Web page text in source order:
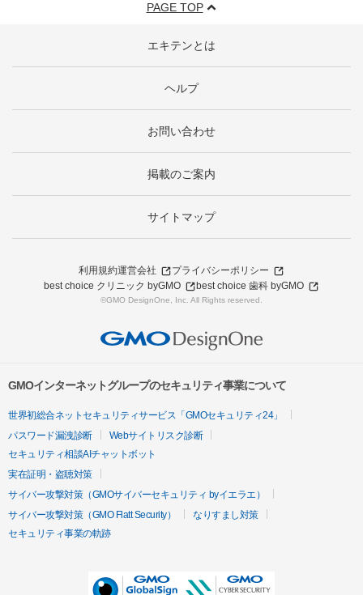
PAGE TOP
エキテンとは
ヘルプ
お問い合わせ
掲載のご案内
サイトマップ
利用規約運営会社
プライバシーポリシー
best choice クリニック byGMO
best choice 歯科 byGMO
©GMO DesignOne, Inc. All Rights reserved.
GMOインターネットグループのセキュリティ事業について
世界初総合ネットセキュリティサービス「GMOセキュリティ24」
パスワード漏洩診断
Webサイトリスク診断
セキュリティ相談AIチャットボット
実在証明・盗聴対策
サイバー攻撃対策（GMOサイバーセキュリティ byイエラエ）
サイバー攻撃対策（GMO Flatt Security）
なりすまし対策
セキュリティ事業の軌跡